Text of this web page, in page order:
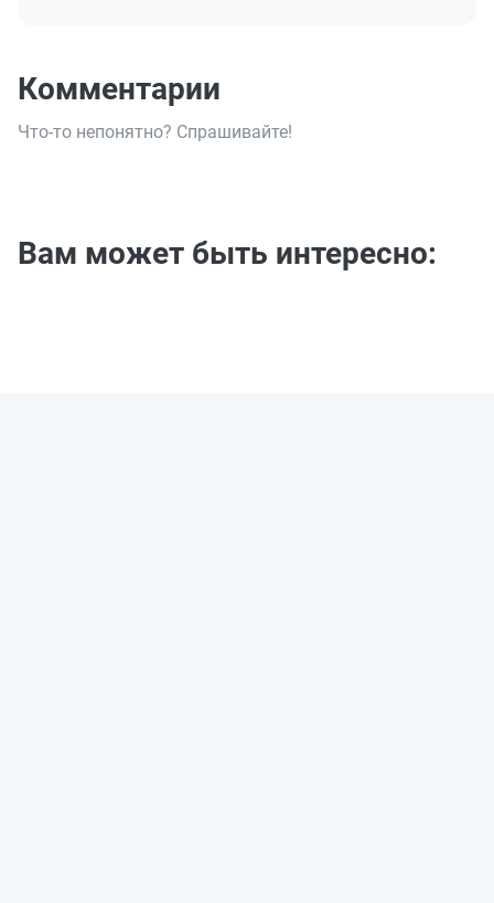
Комментарии
Что-то непонятно? Спрашивайте!
Вам может быть интересно: